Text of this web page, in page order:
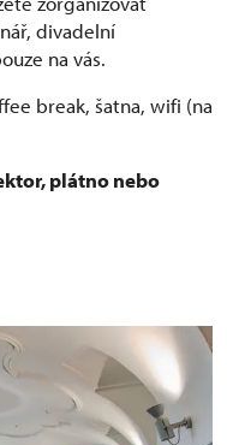
divadelní
na vás.
break, šatna, wifi (na
plátno nebo